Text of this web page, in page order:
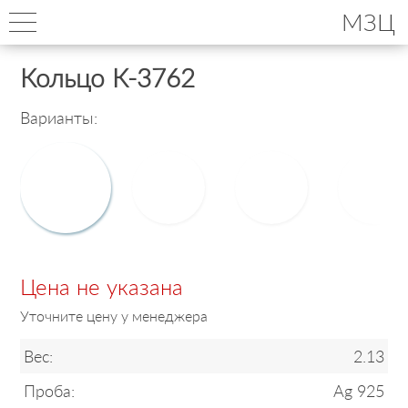
МЗЦ
Кольцо К-3762
Варианты:
Цена не указана
Уточните цену у менеджера
Вес:
2.13
Проба:
Ag 925